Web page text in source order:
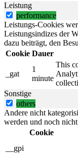
Leistung
performance
Leistungs-Cookies
Leistungsindizes der
dazu beiträgt, den
Cookie Dauer
_gat
1
minute
This
Sonstige
others
Andere nicht
werden und noch
Cookie
__gpi